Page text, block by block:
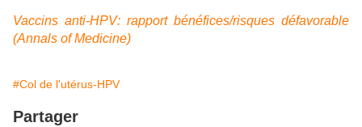
Vaccins anti-HPV: rapport bénéfices/risques défavorable
(Annals of Medicine)
#Col de l'utérus-HPV
Partager